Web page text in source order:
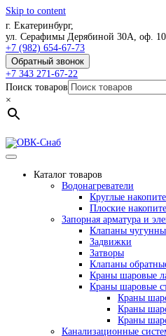
Skip to content
г. Екатеринбург,
ул. Серафимы Дерябиной 30А, оф.
+7 (982) 654-67-73
Обратный звонок
+7 343 271-67-22
Поиск товаров
×
Каталог товаров
Водонагреватели
Круглые
Плоские
Запорная арматура и
Клапаны
Задвижки
Затворы
Клапаны
Краны шаровые
Краны шаровые
Краны
Краны
Краны
Канализационные